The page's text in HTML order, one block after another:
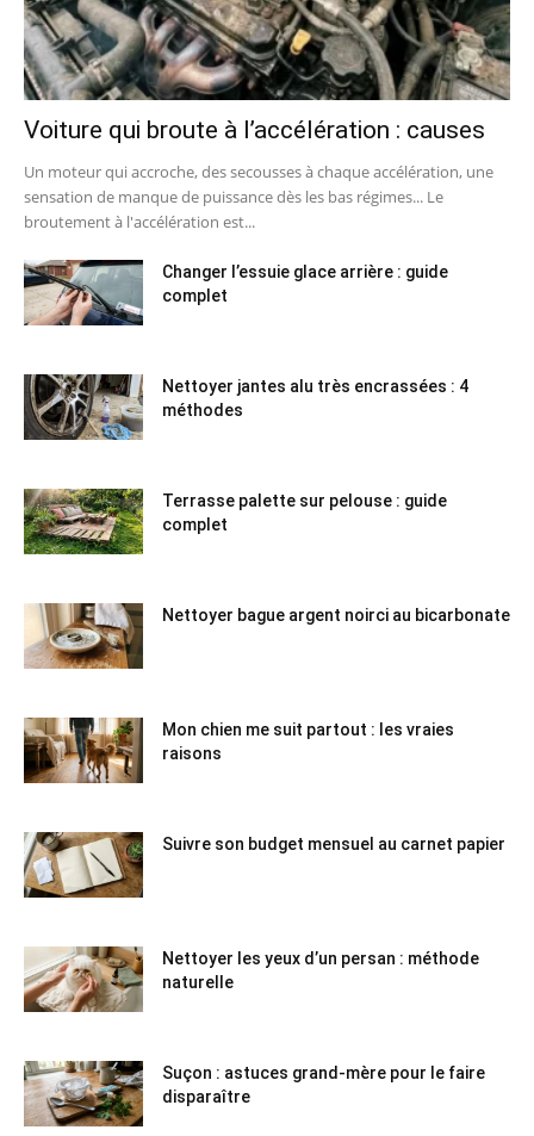
Voiture qui broute à l’accélération : causes
Un moteur qui accroche, des secousses à chaque accélération, une
sensation de manque de puissance dès les bas régimes... Le
broutement à l'accélération est...
Changer l’essuie glace arrière : guide
complet
Nettoyer jantes alu très encrassées : 4
méthodes
Terrasse palette sur pelouse : guide
complet
Nettoyer bague argent noirci au bicarbonate
Mon chien me suit partout : les vraies
raisons
Suivre son budget mensuel au carnet papier
Nettoyer les yeux d’un persan : méthode
naturelle
Suçon : astuces grand-mère pour le faire
disparaître